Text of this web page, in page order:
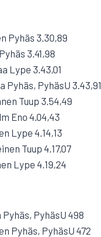
Pyhäs 3.30,89
3.41,98
Lype 3.43,01
Pyhäs, PyhäsU 3.43,91
Tuup 3.54,49
Eno 4.04,43
Lype 4.14,13
Tuup 4.17,07
Lype 4.19,24
PyhäsU 498
Pyhäs, PyhäsU 472